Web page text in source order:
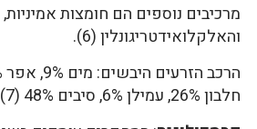
מרכיבים נוספים הם חומצות אמיניות,
והאלקלואידטריגונלין (6).
חלבון 26%, עמילן 6%, סיבים 48% (7).